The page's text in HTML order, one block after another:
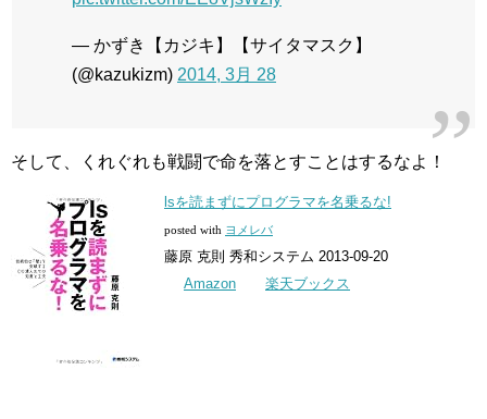
— かずき【カジキ】【サイタマスク】
(@kazukizm) 2014, 3月 28
そして、くれぐれも戦闘で命を落とすことはするなよ！
lsを読まずにプログラマを名乗るな!
posted with ヨメレバ
藤原 克則 秀和システム 2013-09-20
Amazon
楽天ブックス